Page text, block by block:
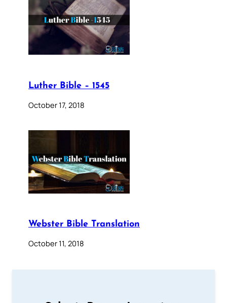
Luther Bible – 1545
October 17, 2018
Webster Bible Translation
October 11, 2018